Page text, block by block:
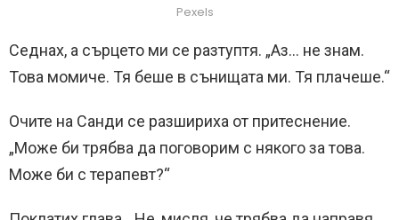
Pexels
Седнах, а сърцето ми се разтуптя. „Аз… не знам.
Това момиче. Тя беше в сънищата ми. Тя плачеше.“
Очите на Санди се разшириха от притеснение.
„Може би трябва да поговорим с някого за това.
Може би с терапевт?“